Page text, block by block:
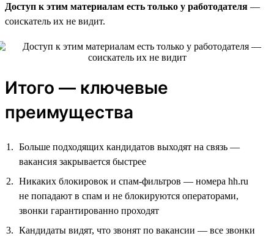
Доступ к этим материалам есть только у работодателя —
соискатель их не видит.
Итого — ключевые
преимущества
Больше подходящих кандидатов выходят на связь —
вакансия закрывается быстрее
Никаких блокировок и спам-фильтров — номера hh.ru
не попадают в спам и не блокируются операторами,
звонки гарантированно проходят
Кандидаты видят, что звонят по вакансии — все звонки